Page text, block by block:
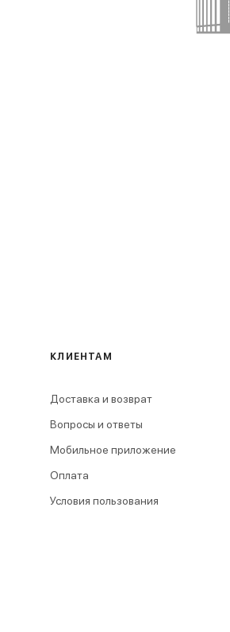
КЛИЕНТАМ
Доставка и возврат
Вопросы и ответы
Мобильное приложение
Оплата
Условия пользования